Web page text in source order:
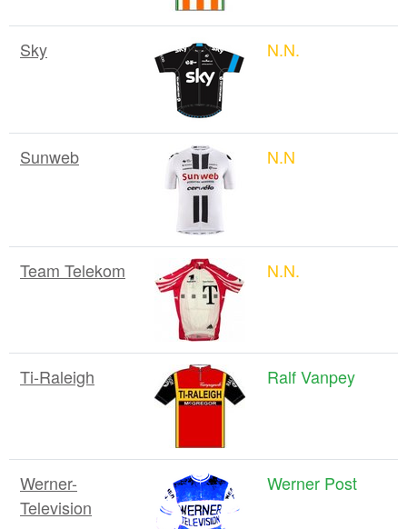
Sky N.N.
Sunweb N.N
Team Telekom N.N.
Ti-Raleigh Ralf Vanpey
Werner-
Television
Werner Post